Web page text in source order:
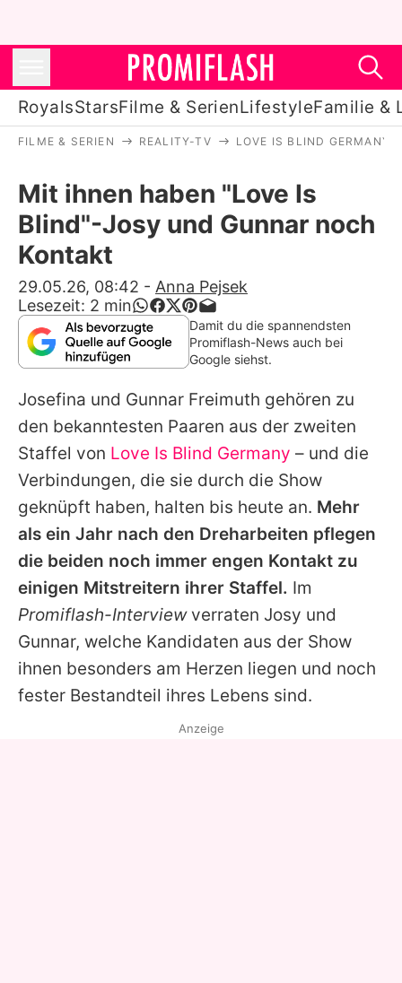
RoyalsStarsFilme & SerienLifestyleFamilie &
Stars
Filme & Serien
Lifestyle
Familie & Liebe
Promiflash Exklusiv
Alle Themen auf Promiflash
Jobs
App runterladen
Team
Redaktionelle Richtlinien
Impressum
Datenschutzerklärung
Nutzungsbedingungen
Utiq verwalten
FILME & SERIEN REALITY-TV LOVE IS BLIND GERMANY
Mit ihnen haben "Love Is
Blind"-Josy und Gunnar noch
Kontakt
29.05.26, 08:42 - Anna Pejsek
Lesezeit: 2 min
Damit du die spannendsten
Promiflash-News auch bei
Google siehst.
Josefina und Gunnar Freimuth gehören zu
den bekanntesten Paaren aus der zweiten
Staffel von Love Is Blind Germany – und die
Verbindungen, die sie durch die Show
geknüpft haben, halten bis heute an. Mehr
als ein Jahr nach den Dreharbeiten pflegen
die beiden noch immer engen Kontakt zu
einigen Mitstreitern ihrer Staffel. Im
Promiflash-Interviewverraten Josy und
Gunnar, welche Kandidaten aus der Show
ihnen besonders am Herzen liegen und noch
fester Bestandteil ihres Lebens sind.
Anzeige